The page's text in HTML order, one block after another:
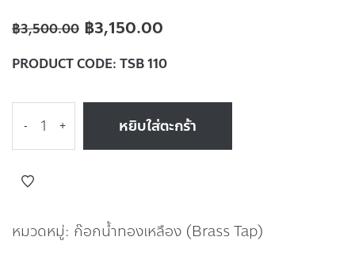
฿3,500.00 ฿3,150.00
PRODUCT CODE: TSB 110
- + หยิบใส่ตะกร้า
หมวดหมู่: ก๊อกน้ำทองเหลือง (Brass Tap)